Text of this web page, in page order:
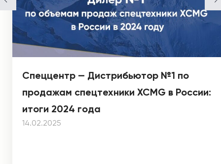
Спеццентр — Дистрибьютор №1 по
продажам спецтехники XCMG в России:
итоги 2024 года
14.02.2025